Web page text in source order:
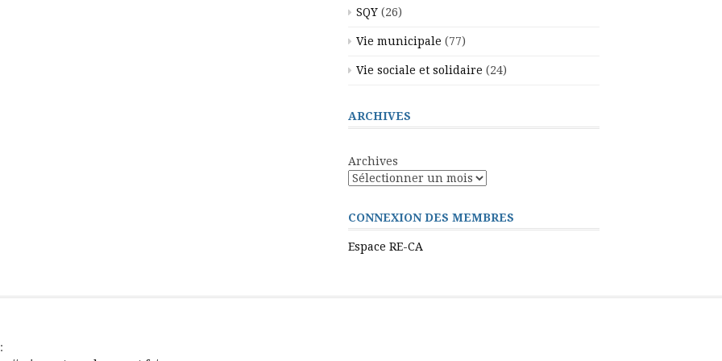
SQY (26)
Vie municipale (77)
Vie sociale et solidaire (24)
ARCHIVES
Archives
CONNEXION DES MEMBRES
Espace RE-CA